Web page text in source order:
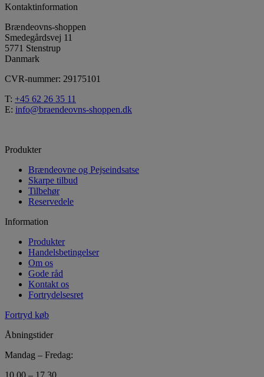
Kontaktinformation
Brændeovns-shoppen
Smedegårdsvej 11
5771 Stenstrup
Danmark
CVR-nummer: 29175101
T: +45 62 26 35 11
E: info@braendeovns-shoppen.dk
Produkter
Brændeovne og Pejseindsatse
Skarpe tilbud
Tilbehør
Reservedele
Information
Produkter
Handelsbetingelser
Om os
Gode råd
Kontakt os
Fortrydelsesret
Fortryd køb
Åbningstider
Mandag – Fredag:
10.00 – 17.30